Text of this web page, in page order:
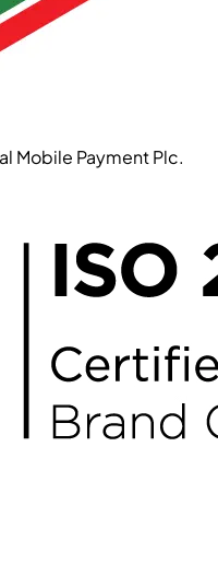
Mobile Payment Plc.